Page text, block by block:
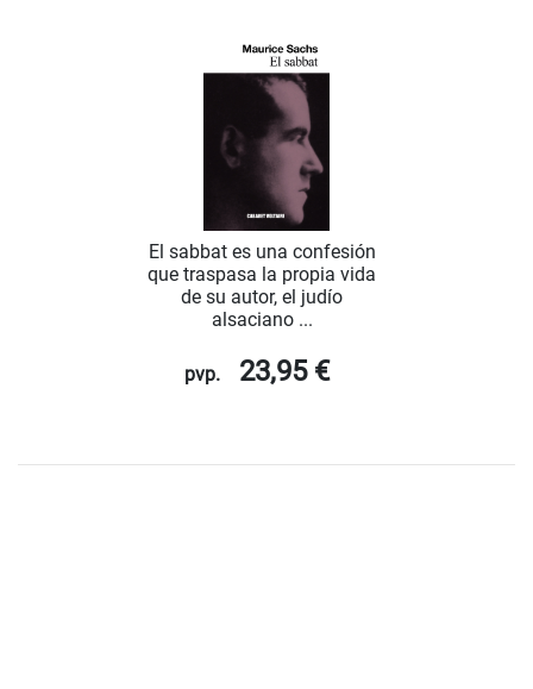
El sabbat es una confesión
que traspasa la propia vida
de su autor, el judío
alsaciano ...
pvp. 23,95 €